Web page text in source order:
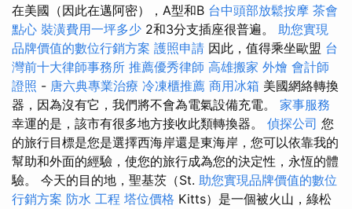
在美國（因此在邁阿密），A型和B 台中頭部放鬆按摩 茶會
點心 裝潢費用一坪多少 2和3分支插座很普遍。 助您實現
品牌價值的數位行銷方案 護照申請 因此，值得乘坐歐盟 台
灣前十大律師事務所 推薦優秀律師 高雄搬家 外燴 會計師
證照 - 唐六典專業治療 冷凍櫃推薦 商用冰箱 美國網絡轉換
器，因為沒有它，我們將不會為電氣設備充電。 家事服務
幸運的是，該市有很多地方接收此類轉換器。 偵探公司 您
的旅行目標是您是選擇西海岸還是東海岸，您可以依靠我的
幫助和外面的經驗，使您的旅行成為您的決定性，永恆的體
驗。 今天的目的地，聖基茨（St. 助您實現品牌價值的數位
行銷方案 防水 工程 塔位價格 Kitts）是一個被火山，綠松